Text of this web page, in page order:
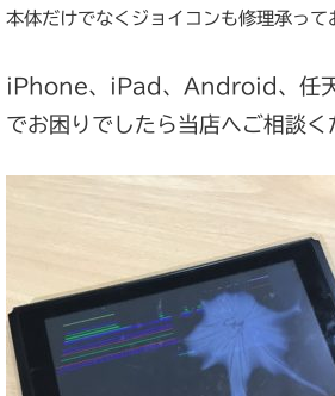
本体だけでなくジョイコンも修理承って
iPhone、iPad、Android、任天
でお困りでしたら当店へご相談く